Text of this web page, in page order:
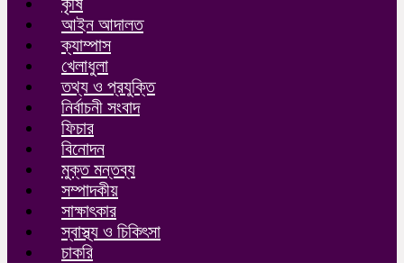
আইন আদালত
ক্যাম্পাস
খেলাধুলা
তথ্য ও প্রযুক্তি
নির্বাচনী সংবাদ
ফিচার
বিনোদন
মুক্ত মন্তব্য
সম্পাদকীয়
সাক্ষাৎকার
স্বাস্থ্য ও চিকিৎসা
চাকরি